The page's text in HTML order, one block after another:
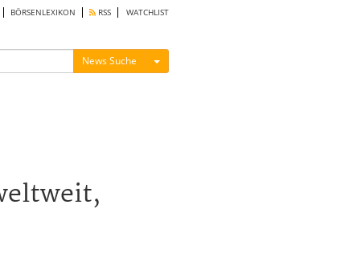
BÖRSENLEXIKON RSS WATCHLIST
News Suche Menü ein-/ausblenden